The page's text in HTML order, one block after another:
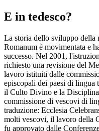
E in tedesco?
La storia dello sviluppo della
Romanum è movimentata e
successo. Nel 2001,
richiesto una revisione del
lavoro istituiti dalle
episcopali dei paesi di lingua
il Culto Divino e la
commissione di vescovi di
traduzione: Ecclesia
molti vescovi, il lavoro della
fu approvato dalle